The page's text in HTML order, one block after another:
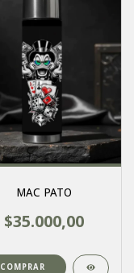
MAC PATO
$35.000,00
COMPRAR